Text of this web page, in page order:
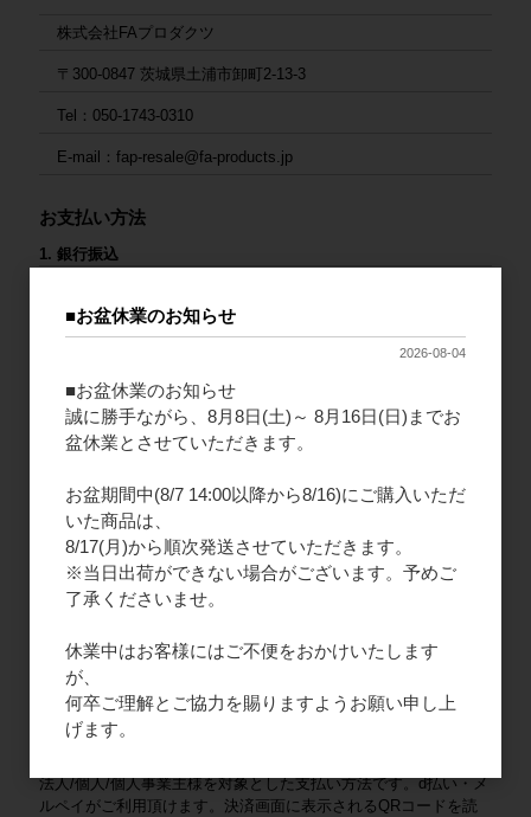
株式会社FAプロダクツ
〒300-0847 茨城県土浦市卸町2-13-3
Tel：050-1743-0310
E-mail：fap-resale@fa-products.jp
お支払い方法
1. 銀行振込
をお願いいたします。
（振込先）
銀行支店名：GMOあおぞらネット銀行 法人第二営業部
口座番号：普通 1659680
口座名義（カナ）：カ）エフエープロダクツ
2. ご請求書払い
法人様限定となりますので、新規会員登録をお願いいたします。
商品と一緒にご請求書を同封いたします。末日締め、翌月末払い
となります。
法人/個人/個人事業主様を対象とした支払い方法です。VISA /
Mastercard / JCB / American Express / Diners Club がご利用いた
だけます。
法人/個人/個人事業主様を対象とした支払い方法です。d払い・メ
ルペイがご利用頂けます。決済画面に表示されるQRコードを読
■お盆休業のお知らせ
2026-08-04
■お盆休業のお知らせ
誠に勝手ながら、8月8日(土)～ 8月16日(日)までお
盆休業とさせていただきます。
お盆期間中(8/7 14:00以降から8/16)にご購入いただ
いた商品は、
8/17(月)から順次発送させていただきます。
※当日出荷ができない場合がございます。予めご
了承くださいませ。
休業中はお客様にはご不便をおかけいたします
が、
何卒ご理解とご協力を賜りますようお願い申し上
げます。